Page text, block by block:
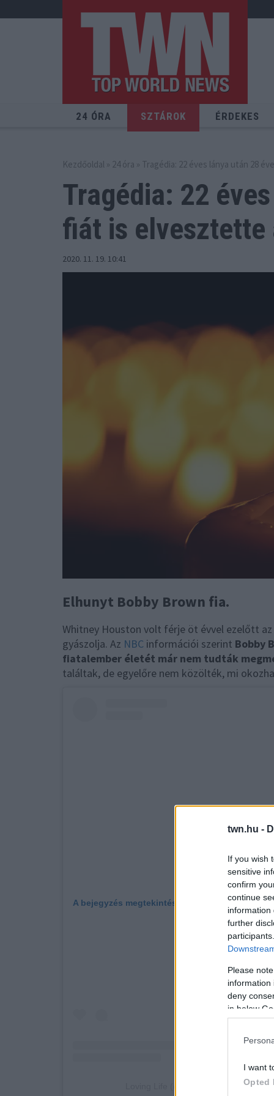
twn.hu -
If you wish
sensitive
confirm
continue
information
further
Please
information
deny
in below
I want
Opted
24 ÓRA SZTÁROK ÉRDEKES
Kezdőoldal » 24 óra » Tragédia: 22 éves lánya után 28
Tragédia: 22
fiát is elvesztette
2020. 11. 19. 10:41
Elhunyt Bobby Brown fia.
Whitney Houston volt férje öt évvel ezelőtt
gyászolja. Az NBC információi szerint Bobby
fiatalember életét már nem tudták
találtak, de egyelőre nem közölték, mi
A bejegyzés megtekintése az Instagramon
Loving Life (@landa_215) által